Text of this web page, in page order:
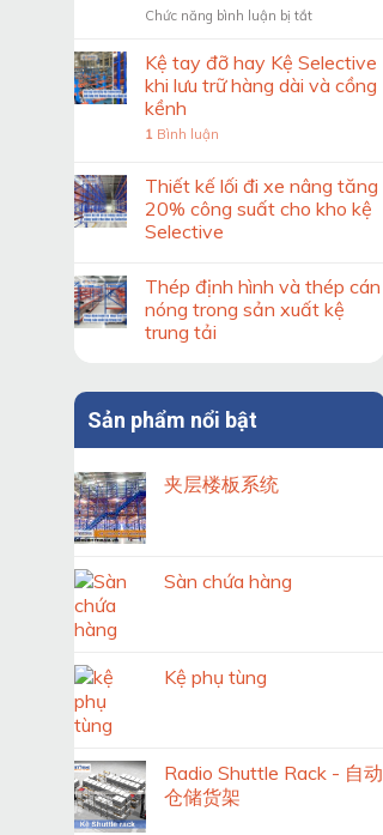
trước
thiết
kế
hệ
Chức năng bình luận bị tắtở
soát
độ
ổn
Double
Deep
chuẩn
Kệ tay đỡ hay Kệ Selective
khi lưu trữ hàng dài và cồng
kềnh
1 Bình luận
Thiết kế lối đi xe nâng tăng
20% công suất cho kho kệ
Selective
Thép định hình và thép cán
nóng trong sản xuất kệ
trung tải
Sản phẩm nổi bật
夹层楼板系统
Sàn chứa hàng
Kệ phụ tùng
Radio Shuttle Rack - 自动
仓储货架